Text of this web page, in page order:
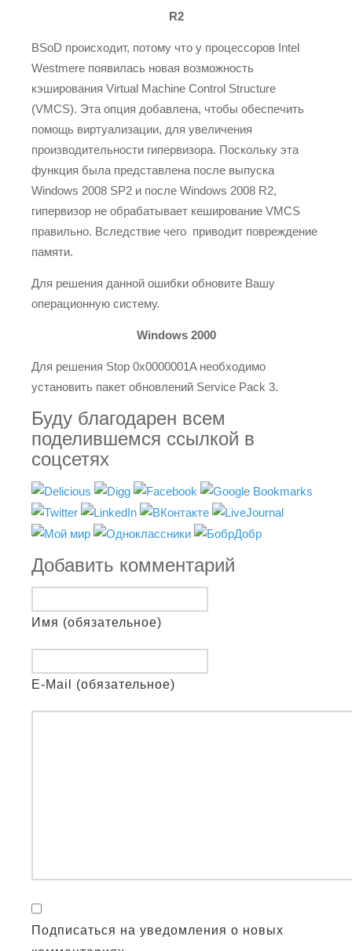
R2
BSoD происходит, потому что у процессоров Intel
Westmere появилась новая возможность
кэширования Virtual Machine Control Structure
(VMCS). Эта опция добавлена, чтобы обеспечить
помощь виртуализации, для увеличения
производительности гипервизора. Поскольку эта
функция была представлена после выпуска
Windows 2008 SP2 и после Windows 2008 R2,
гипервизор не обрабатывает кеширование VMCS
правильно. Вследствие чего приводит повреждение
памяти.
Для решения данной ошибки обновите Вашу
операционную систему.
Windows 2000
Для решения Stop 0x0000001A необходимо
установить пакет обновлений Service Pack 3.
Буду благодарен всем
поделившемся ссылкой в
соцсетях
Добавить комментарий
Имя (обязательное)
E-Mail (обязательное)
Подписаться на уведомления о новых